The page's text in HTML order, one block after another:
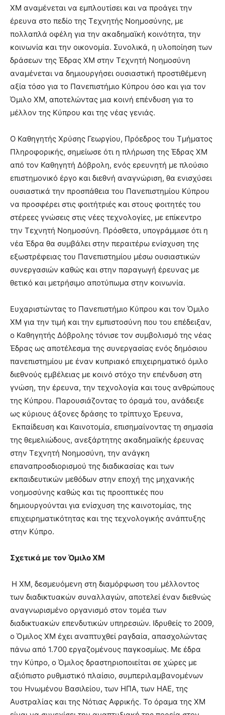
XM αναμένεται να εμπλουτίσει και να προάγει την
έρευνα στο πεδίο της Τεχνητής Νοημοσύνης, με
πολλαπλά οφέλη για την ακαδημαϊκή κοινότητα, την
κοινωνία και την οικονομία. Συνολικά, η υλοποίηση των
δράσεων της Έδρας ΧΜ στην Τεχνητή Νοημοσύνη
αναμένεται να δημιουργήσει ουσιαστική προστιθέμενη
αξία τόσο για το Πανεπιστήμιο Κύπρου όσο και για τον
Όμιλο XM, αποτελώντας μια κοινή επένδυση για το
μέλλον της Κύπρου και της νέας γενιάς.
Ο Καθηγητής Χρύσης Γεωργίου, Πρόεδρος του Τμήματος
Πληροφορικής, σημείωσε ότι η πλήρωση της Έδρας XM
από τον Καθηγητή Δόβρολη, ενός ερευνητή με πλούσιο
επιστημονικό έργο και διεθνή αναγνώριση, θα ενισχύσει
ουσιαστικά την προσπάθεια του Πανεπιστημίου Κύπρου
να προσφέρει στις φοιτήτριές και στους φοιτητές του
στέρεες γνώσεις στις νέες τεχνολογίες, με επίκεντρο
την Τεχνητή Νοημοσύνη. Πρόσθετα, υπογράμμισε ότι η
νέα Έδρα θα συμβάλει στην περαιτέρω ενίσχυση της
εξωστρέφειας του Πανεπιστημίου μέσω ουσιαστικών
συνεργασιών καθώς και στην παραγωγή έρευνας με
θετικό και μετρήσιμο αποτύπωμα στην κοινωνία.
Ευχαριστώντας το Πανεπιστήμιο Κύπρου και τον Όμιλο
XM για την τιμή και την εμπιστοσύνη που του επέδειξαν,
ο Καθηγητής Δόβρολης τόνισε τον συμβολισμό της νέας
Έδρας ως αποτέλεσμα της συνεργασίας ενός δημόσιου
πανεπιστημίου με έναν κυπριακό επιχειρηματικό όμιλο
διεθνούς εμβέλειας με κοινό στόχο την επένδυση στη
γνώση, την έρευνα, την τεχνολογία και τους ανθρώπους
της Κύπρου. Παρουσιάζοντας το όραμά του, ανάδειξε
ως κύριους άξονες δράσης το τρίπτυχο Έρευνα,
Εκπαίδευση και Καινοτομία, επισημαίνοντας τη σημασία
της θεμελιώδους, ανεξάρτητης ακαδημαϊκής έρευνας
στην Τεχνητή Νοημοσύνη, την ανάγκη
επαναπροσδιορισμού της διαδικασίας και των
εκπαιδευτικών μεθόδων στην εποχή της μηχανικής
νοημοσύνης καθώς και τις προοπτικές που
δημιουργούνται για ενίσχυση της καινοτομίας, της
επιχειρηματικότητας και της τεχνολογικής ανάπτυξης
στην Κύπρο.
Σχετικά με τον Όμιλο ΧΜ
Η XM, δεσμευόμενη στη διαμόρφωση του μέλλοντος
των διαδικτυακών συναλλαγών, αποτελεί έναν διεθνώς
αναγνωρισμένο οργανισμό στον τομέα των
διαδικτυακών επενδυτικών υπηρεσιών. Ιδρυθείς το 2009,
ο Όμιλος ΧΜ έχει αναπτυχθεί ραγδαία, απασχολώντας
πάνω από 1.700 εργαζομένους παγκοσμίως. Με έδρα
την Κύπρο, ο Όμιλος δραστηριοποιείται σε χώρες με
αξιόπιστο ρυθμιστικό πλαίσιο, συμπεριλαμβανομένων
του Ηνωμένου Βασιλείου, των ΗΠΑ, των ΗΑΕ, της
Αυστραλίας και της Νότιας Αφρικής. Το όραμα της XM